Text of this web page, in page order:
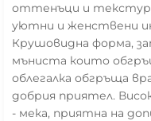
оттенъци и
уютни и женствени
Крушовидна форма,
мъниста които
облегалка обгръща
добрия приятел.
- мека, приятна на